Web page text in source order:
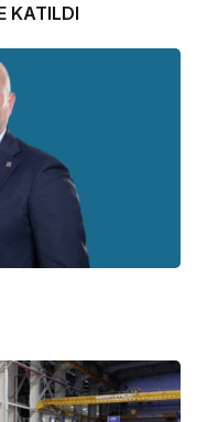
KATILDI